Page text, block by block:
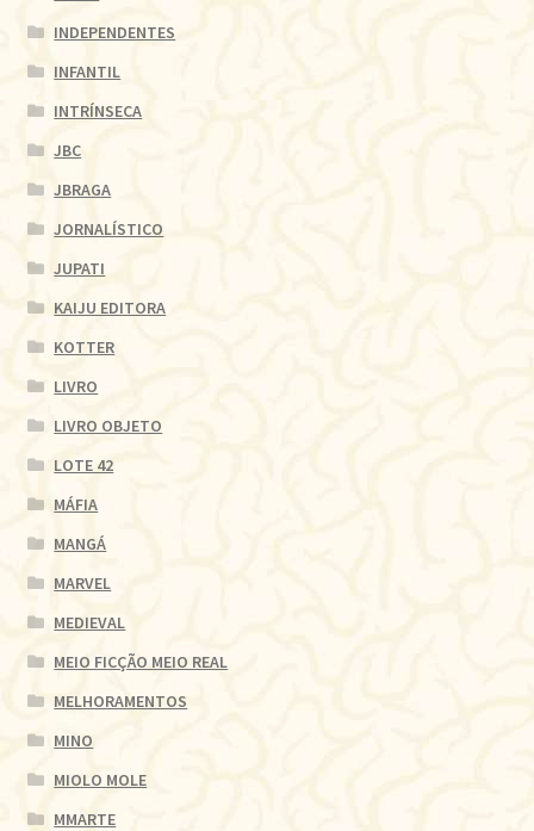
INDEPENDENTES
INFANTIL
INTRÍNSECA
JBC
JBRAGA
JORNALÍSTICO
JUPATI
KAIJU EDITORA
KOTTER
LIVRO
LIVRO OBJETO
LOTE 42
MÁFIA
MANGÁ
MARVEL
MEDIEVAL
MEIO FICÇÃO MEIO REAL
MELHORAMENTOS
MINO
MIOLO MOLE
MMARTE